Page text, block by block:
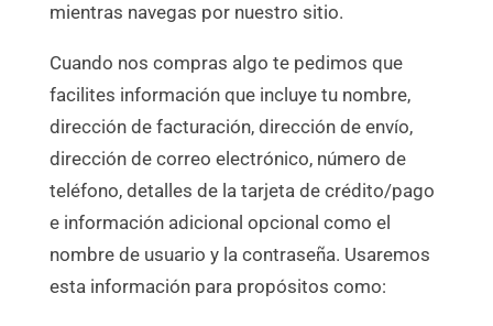
mientras navegas por nuestro sitio.
Cuando nos compras algo te pedimos que
facilites información que incluye tu nombre,
dirección de facturación, dirección de envío,
dirección de correo electrónico, número de
teléfono, detalles de la tarjeta de crédito/pago
e información adicional opcional como el
nombre de usuario y la contraseña. Usaremos
esta información para propósitos como: